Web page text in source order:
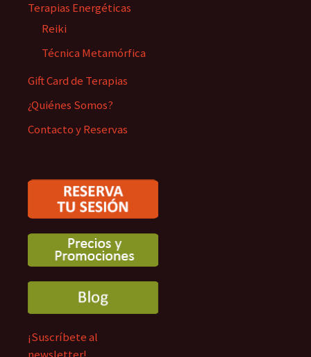
Terapias Energéticas
Reiki
Técnica Metamórfica
Gift Card de Terapias
¿Quiénes Somos?
Contacto y Reservas
¡Suscríbete al